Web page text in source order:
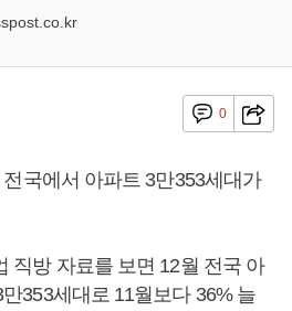
0
국에서 아파트 3만353세대가
직방 자료를 보면 12월 전국 아
353세대로 11월보다 36% 늘